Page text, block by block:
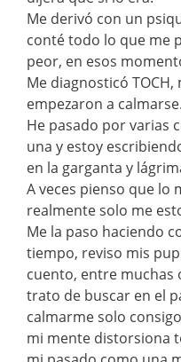
Me derivó con un
conté todo lo que me
peor, en esos
Me diagnosticó
empezaron a calmarse.
He pasado por varias
una y estoy
en la garganta y
A veces pienso que lo
realmente solo me
Me la paso haciendo
tiempo, reviso mis
cuento, entre muchas
trato de buscar en el
calmarme solo
mi mente distorsiona